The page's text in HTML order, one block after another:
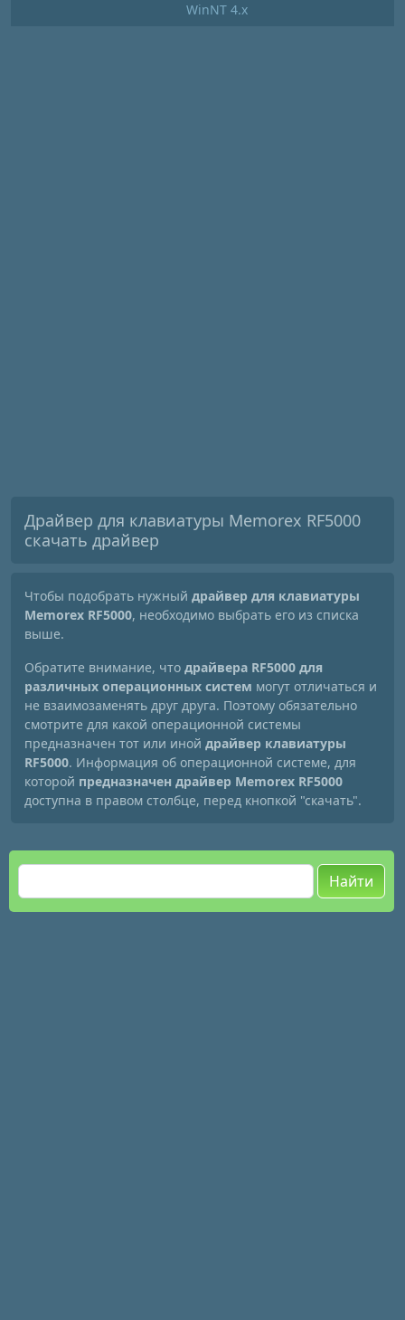
WinNT 4.x
Драйвер для клавиатуры Memorex RF5000
скачать драйвер
Чтобы подобрать нужный драйвер для клавиатуры
Memorex RF5000, необходимо выбрать его из списка
выше.
Обратите внимание, что драйвера RF5000 для
различных операционных систем могут отличаться и
не взаимозаменять друг друга. Поэтому обязательно
смотрите для какой операционной системы
предназначен тот или иной драйвер клавиатуры
RF5000. Информация об операционной системе, для
которой предназначен драйвер Memorex RF5000
доступна в правом столбце, перед кнопкой "скачать".
Найти